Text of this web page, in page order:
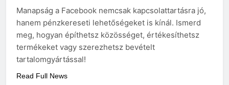
3 Nap Ezelőtt
Manapság a Facebook nemcsak kapcsolattartásra jó,
hanem pénzkereseti lehetőségeket is kínál. Ismerd
meg, hogyan építhetsz közösséget, értékesíthetsz
termékeket vagy szerezhetsz bevételt
tartalomgyártással!
Read Full News